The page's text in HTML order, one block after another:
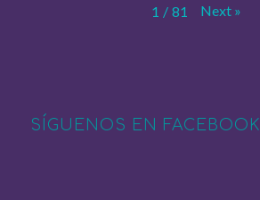
1 / 81 Next »
SÍGUENOS EN FACEBOOK